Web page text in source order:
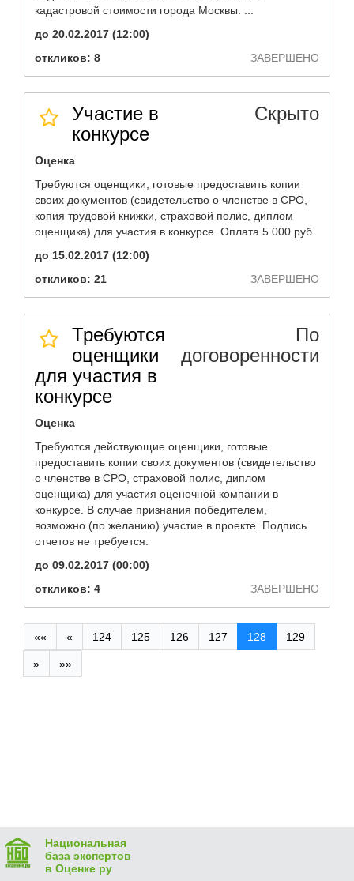
кадастровой стоимости города Москвы. ...
до 20.02.2017 (12:00)
откликов: 8
ЗАВЕРШЕНО
Участие в
конкурсе
Скрыто
Оценка
Требуются оценщики, готовые предоставить копии
своих документов (свидетельство о членстве в СРО,
копия трудовой книжки, страховой полис, диплом
оценщика) для участия в конкурсе. Оплата 5 000 руб.
до 15.02.2017 (12:00)
откликов: 21
ЗАВЕРШЕНО
Требуются
оценщики
для участия в
конкурсе
По
договоренности
Оценка
Требуются действующие оценщики, готовые
предоставить копии своих документов (свидетельство
о членстве в СРО, страховой полис, диплом
оценщика) для участия оценочной компании в
конкурсе. В случае признания победителем,
возможно (по желанию) участие в проекте. Подпись
отчетов не требуется.
до 09.02.2017 (00:00)
откликов: 4
ЗАВЕРШЕНО
«« « 124 125 126 127 128 129
» »»
Национальная
база экспертов
в Оценке ру